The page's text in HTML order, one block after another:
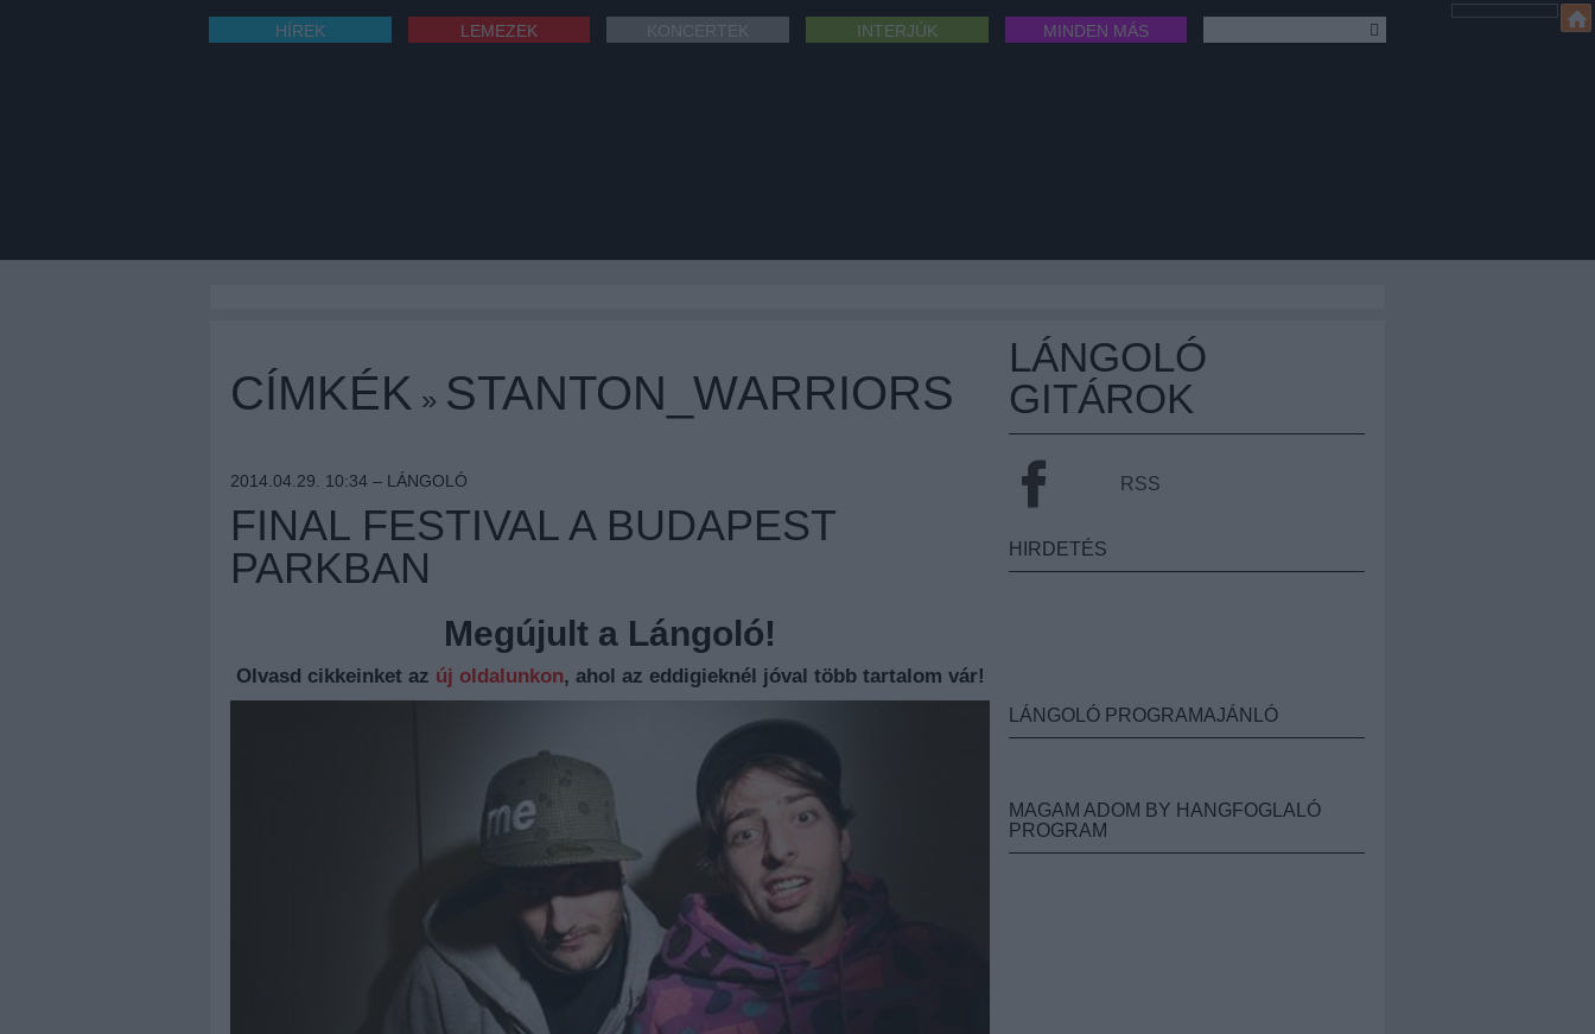
HÍREK LEMEZEK INTERJÚK MINDEN MÁS
CÍMKÉK » STANTON_WARRIORS
2014.04.29. 10:34 – LÁNGOLÓ
FINAL FESTIVAL A BUDAPEST
PARKBAN
Megújult a Lángoló!
Olvasd cikkeinket az új oldalunkon, ahol az eddigieknél jóval több tartalom vár!
LÁNGOLÓ
GITÁROK
RSS
HIRDETÉS
LÁNGOLÓ PROGRAMAJÁNLÓ
MAGAM ADOM BY HANGFOGLALÓ
PROGRAM